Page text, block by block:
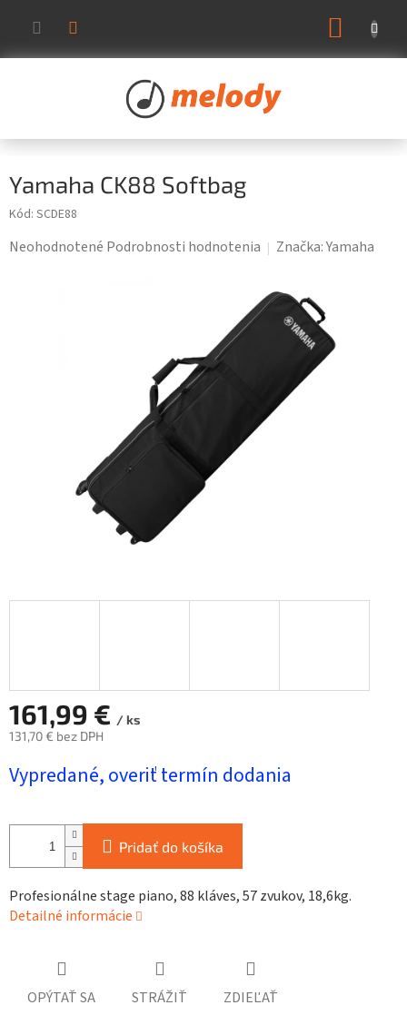
obsah
Yamaha CK88 Softbag
Kód: SCDE88
Priemerné
Neohodnotené Podrobnosti hodnotenia Značka:Yamaha
161,99 € / ks
131,70 € bez DPH
cena:
Vypredané, overiť termín dodania
Pridať do košíka
Profesionálne stage piano, 88 kláves, 57 zvukov, 18,6kg.
Detailné informácie
OPÝTAŤ SA STRÁŽIŤ ZDIEĽAŤ